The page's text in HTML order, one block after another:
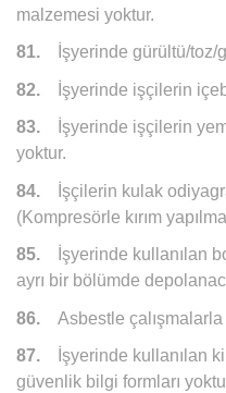
malzemesi yoktur.
81. İşyerinde gürültü/toz/
82. İşyerinde işçilerin
83.
İşyerinde işçilerin
yoktur.
84.
İşçilerin kulak
(Kompresörle kırım
85.
İşyerinde kullanılan
ayrı bir bölümde
86. Asbestle
87.
İşyerinde kullanılan
güvenlik bilgi formları